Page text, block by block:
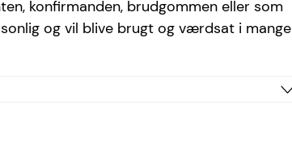
konfirmanden, brudgommen eller som
og vil blive brugt og værdsat i mange